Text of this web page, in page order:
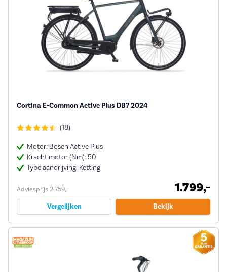
Cortina E-Common Active Plus DB7 2024
(18)
Motor: Bosch Active Plus
Kracht motor (Nm): 50
Type aandrijving: Ketting
Adviesprijs 2.759,- 1.799,-
Vergelijken Bekijk